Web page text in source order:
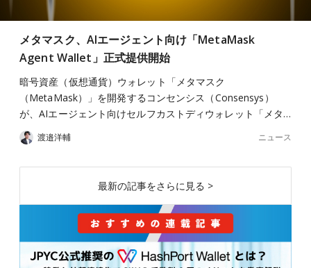
メタマスク、AIエージェント向け「MetaMask
Agent Wallet」正式提供開始
暗号資産（仮想通貨）ウォレット「メタマスク
（MetaMask）」を開発するコンセンシス（Consensys）
が、AIエージェント向けセルフカストディウォレット「メタ…
渡邉洋輔 ニュース
最新の記事をさらに見る >